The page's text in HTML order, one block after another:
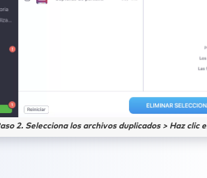
2. Selecciona los archivos duplicados > Haz clic